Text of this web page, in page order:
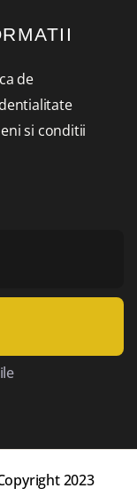
de
si conditii
2023